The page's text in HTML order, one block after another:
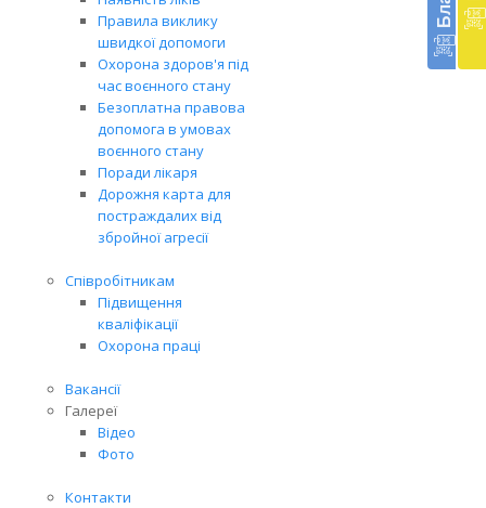
Правила виклику
швидкої допомоги
Охорона здоров'я під
час воєнного стану
Безоплатна правова
допомога в умовах
воєнного стану
Поради лікаря
Дорожня карта для
постраждалих від
збройної агресії
Співробітникам
Підвищення
кваліфікації
Охорона праці
Вакансії
Галереї
Відео
Фото
Контакти